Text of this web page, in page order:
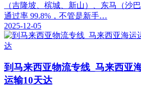
（吉隆坡、槟城、新山）、东马（沙
通过率 99.8%，不管是新手…
2025-12-05
到马来西亚物流专线_马来西亚
运输10天达